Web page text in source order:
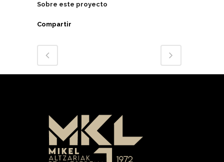
Sobre este proyecto
Compartir